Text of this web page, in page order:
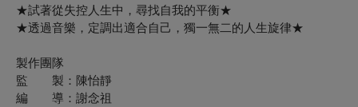
★試著從失控人生中，尋找自我的平衡★
★透過音樂，定調出適合自己，獨一無二的人生旋律★
製作團隊
監 製：陳怡靜
編 導：謝念祖